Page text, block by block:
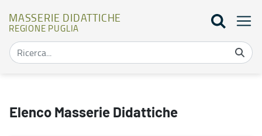
MASSERIE DIDATTICHE
REGIONE PUGLIA
Elenco Masserie Didattiche